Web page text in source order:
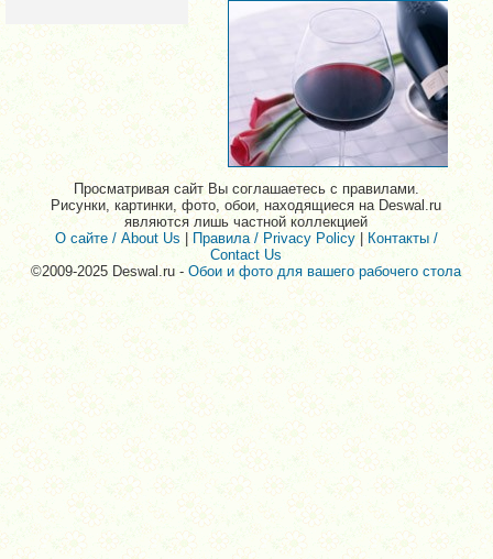
Просматривая сайт Вы соглашаетесь с правилами.
Рисунки, картинки, фото, обои, находящиеся на Deswal.ru
являются лишь частной коллекцией
О сайте / About Us |Правила / Privacy Policy| Контакты /
Contact Us
©2009-2025 Deswal.ru -Обои и фото для вашего рабочего стола